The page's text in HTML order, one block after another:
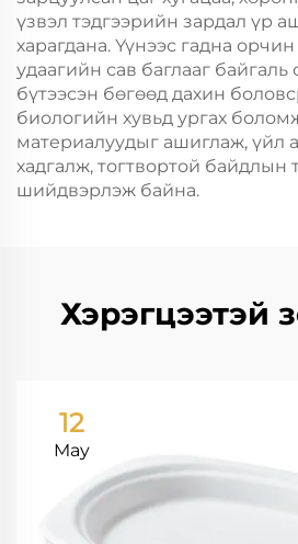
үзвэл тэдгээрийн зардал үр
харагдана. Үүнээс гадна
удаагийн сав баглааг
бүтээсэн бөгөөд дахин
биологийн хувьд ургах
материалуудыг ашиглаж, үйл
хадгалж, тогтвортой байдлын
шийдвэрлэж байна.
Хэрэгцээтэй
12
May